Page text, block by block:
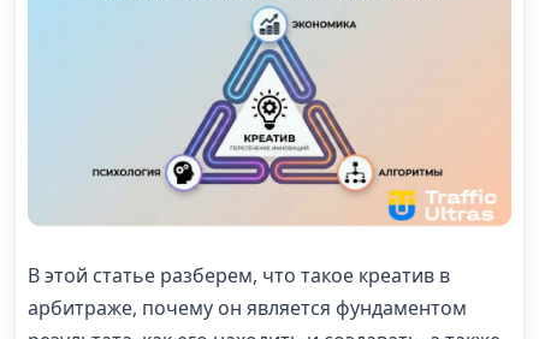
В этой статье разберем, что такое креатив в
арбитраже, почему он является фундаментом